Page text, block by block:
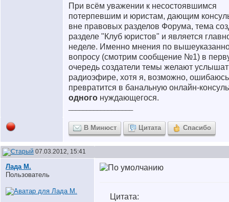
При всём уважении к несостоявшимся
потерпевшим и юристам, дающим
вне правовых разделов Форума, тема
разделе "Клуб юристов" и является
неделе. Именно мнения по
вопросу (смотрим сообщение №1) в
очередь создатели темы желают
радиоэфире, хотя я, возможно,
превратится в банальную онлайн-
одного нуждающегося.
В Минюст Цитата Спасибо
07.03.2012, 15:41
Лада М.
Пользователь
Цитата: